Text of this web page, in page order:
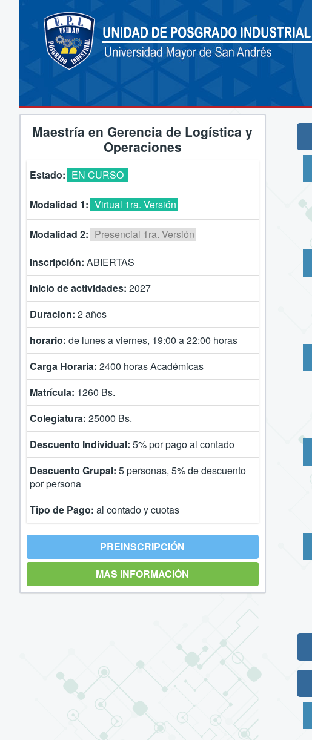
Maestría en Gerencia de Logística y
Operaciones
Estado: EN CURSO
Modalidad 1: Virtual 1ra. Versión
Modalidad 2: Presencial 1ra. Versión
Inscripción: ABIERTAS
Inicio de actividades: 2027
Duracion: 2 años
horario: de lunes a viernes, 19:00 a 22:00 horas
Carga Horaria: 2400 horas Académicas
Matrícula: 1260 Bs.
Colegiatura: 25000 Bs.
Descuento Individual: 5% por pago al contado
Descuento Grupal: 5 personas, 5% de descuento
por persona
Tipo de Pago: al contado y cuotas
PREINSCRIPCIÓN
MAS INFORMACIÓN